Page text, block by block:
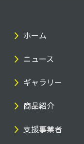
ホーム
ニュース
ギャラリー
商品紹介
支援事業者